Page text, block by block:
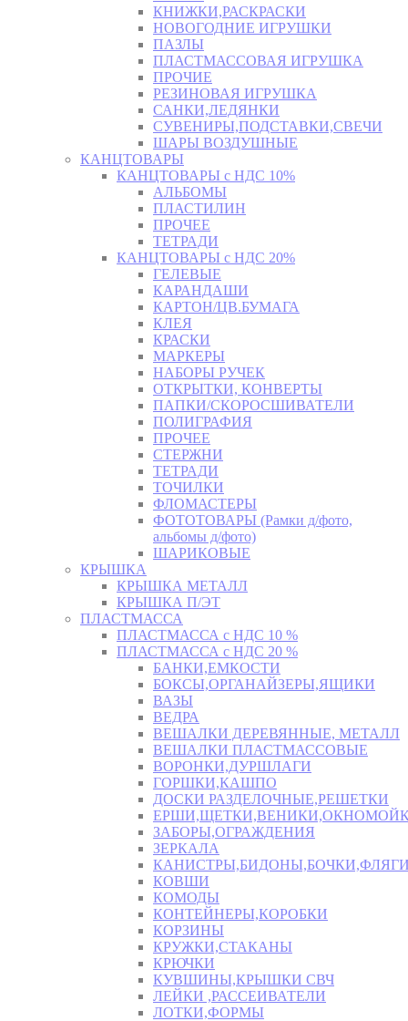
КНИЖКИ,РАСКРАСКИ
НОВОГОДНИЕ ИГРУШКИ
ПАЗЛЫ
ПЛАСТМАССОВАЯ ИГРУШКА
ПРОЧИЕ
РЕЗИНОВАЯ ИГРУШКА
САНКИ,ЛЕДЯНКИ
СУВЕНИРЫ,ПОДСТАВКИ,СВЕЧИ
ШАРЫ ВОЗДУШНЫЕ
КАНЦТОВАРЫ
КАНЦТОВАРЫ с НДС 10%
АЛЬБОМЫ
ПЛАСТИЛИН
ПРОЧЕЕ
ТЕТРАДИ
КАНЦТОВАРЫ с НДС 20%
ГЕЛЕВЫЕ
КАРАНДАШИ
КАРТОН/ЦВ.БУМАГА
КЛЕЯ
КРАСКИ
МАРКЕРЫ
НАБОРЫ РУЧЕК
ОТКРЫТКИ, КОНВЕРТЫ
ПАПКИ/СКОРОСШИВАТЕЛИ
ПОЛИГРАФИЯ
ПРОЧЕЕ
СТЕРЖНИ
ТЕТРАДИ
ТОЧИЛКИ
ФЛОМАСТЕРЫ
ФОТОТОВАРЫ (Рамки д/фото,
альбомы д/фото)
ШАРИКОВЫЕ
КРЫШКА
КРЫШКА МЕТАЛЛ
КРЫШКА П/ЭТ
ПЛАСТМАССА
ПЛАСТМАССА с НДС 10 %
ПЛАСТМАССА с НДС 20 %
БАНКИ,ЕМКОСТИ
БОКСЫ,ОРГАНАЙЗЕРЫ,ЯЩИКИ
ВАЗЫ
ВЕДРА
ВЕШАЛКИ ДЕРЕВЯННЫЕ, МЕТАЛЛ
ВЕШАЛКИ ПЛАСТМАССОВЫЕ
ВОРОНКИ,ДУРШЛАГИ
ГОРШКИ,КАШПО
ДОСКИ РАЗДЕЛОЧНЫЕ,РЕШЕТКИ
ЗАБОРЫ,ОГРАЖДЕНИЯ
ЗЕРКАЛА
КОВШИ
КОМОДЫ
КОНТЕЙНЕРЫ,КОРОБКИ
КОРЗИНЫ
КРУЖКИ,СТАКАНЫ
КРЮЧКИ
КУВШИНЫ,КРЫШКИ СВЧ
ЛЕЙКИ ,РАССЕИВАТЕЛИ
ЛОТКИ,ФОРМЫ